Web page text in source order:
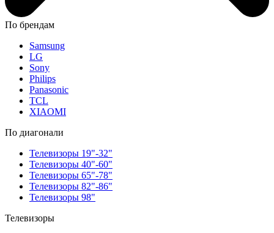
По брендам
Samsung
LG
Sony
Philips
Panasonic
TCL
XIAOMI
По диагонали
Телевизоры 19"-32"
Телевизоры 40"-60"
Телевизоры 65"-78"
Телевизоры 82"-86"
Телевизоры 98"
Телевизоры